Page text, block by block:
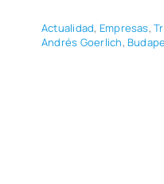
Actua­li­dad, Empre­sas,
Andrés Goer­lich,